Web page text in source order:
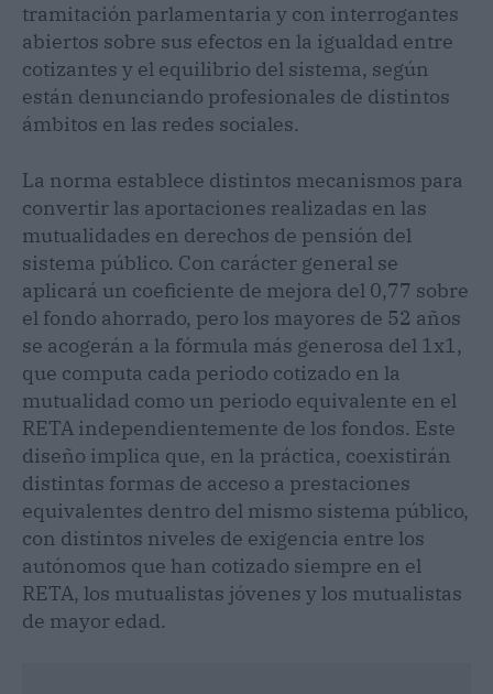
tramitación parlamentaria y con interrogantes
abiertos sobre sus efectos en la igualdad entre
cotizantes y el equilibrio del sistema, según
están denunciando profesionales de distintos
ámbitos en las redes sociales.
La norma establece distintos mecanismos para
convertir las aportaciones realizadas en las
mutualidades en derechos de pensión del
sistema público. Con carácter general se
aplicará un coeficiente de mejora del 0,77 sobre
el fondo ahorrado, pero los mayores de 52 años
se acogerán a la fórmula más generosa del 1x1,
que computa cada periodo cotizado en la
mutualidad como un periodo equivalente en el
RETA independientemente de los fondos. Este
diseño implica que, en la práctica, coexistirán
distintas formas de acceso a prestaciones
equivalentes dentro del mismo sistema público,
con distintos niveles de exigencia entre los
autónomos que han cotizado siempre en el
RETA, los mutualistas jóvenes y los mutualistas
de mayor edad.